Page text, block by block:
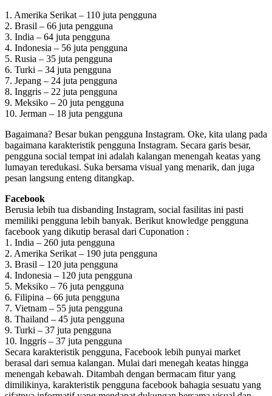
1. Amerika Serikat – 110 juta pengguna
2. Brasil – 66 juta pengguna
3. India – 64 juta pengguna
4. Indonesia – 56 juta pengguna
5. Rusia – 35 juta pengguna
6. Turki – 34 juta pengguna
7. Jepang – 24 juta pengguna
8. Inggris – 22 juta pengguna
9. Meksiko – 20 juta pengguna
10. Jerman – 18 juta pengguna
Bagaimana? Besar bukan pengguna Instagram. Oke, kita ulang pada
bagaimana karakteristik pengguna Instagram. Secara garis besar,
pengguna social tempat ini adalah kalangan menengah keatas yang
lumayan teredukasi. Suka bersama visual yang menarik, dan juga
pesan langsung enteng ditangkap.
Facebook
Berusia lebih tua disbanding Instagram, social fasilitas ini pasti
memiliki pengguna lebih banyak. Berikut knowledge pengguna
facebook yang dikutip berasal dari Cuponation :
1. India – 260 juta pengguna
2. Amerika Serikat – 190 juta pengguna
3. Brasil – 120 juta pengguna
4. Indonesia – 120 juta pengguna
5. Meksiko – 76 juta pengguna
6. Filipina – 66 juta pengguna
7. Vietnam – 55 juta pengguna
8. Thailand – 45 juta pengguna
9. Turki – 37 juta pengguna
10. Inggris – 37 juta pengguna
Secara karakteristik pengguna, Facebook lebih punyai market
berasal dari semua kalangan. Mulai dari menegah keatas hingga
menengah kebawah. Ditambah dengan bermacam fitur yang
dimilikinya, karakteristik pengguna facebook bahagia sesuatu yang